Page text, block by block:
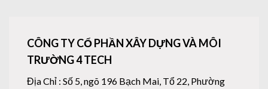
CÔNG TY CỔ PHẦN XÂY DỰNG VÀ MÔI
TRƯỜNG 4 TECH
Địa Chỉ : Số 5, ngõ 196 Bạch Mai, Tổ 22, Phường